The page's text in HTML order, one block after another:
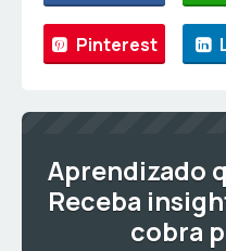
Pinterest
Aprendizado
Receba
cobra